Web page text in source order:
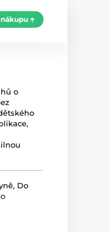
nákupu
o
, Do